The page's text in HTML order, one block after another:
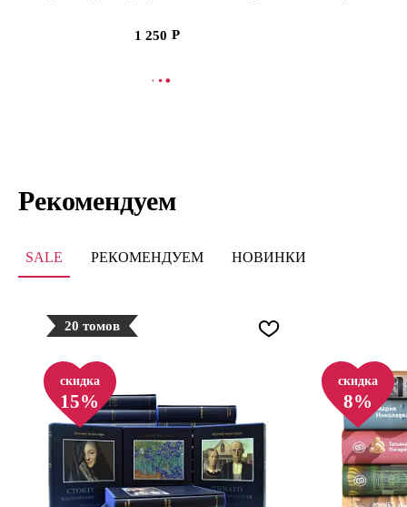
1 250
СООБЩИТЬ О ПОСТУПЛЕНИИ
Рекомендуем
SALE РЕКОМЕНДУЕМ НОВИНКИ
20 томов
скидка
15%
скидка
8%